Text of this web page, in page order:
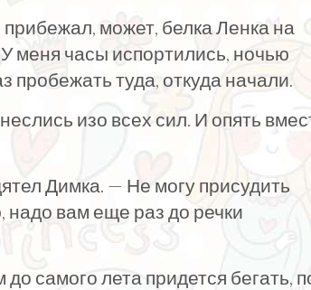
может, белка Ленка на
меня часы испортились, ночью
туда, откуда начали.
изо всех сил. И опять
Димка. — Не могу присудить
вам еще раз до речки
самого лета придется бегать,